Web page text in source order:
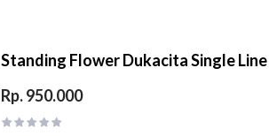
Standing Flower Dukacita Single Line
Rp. 950.000